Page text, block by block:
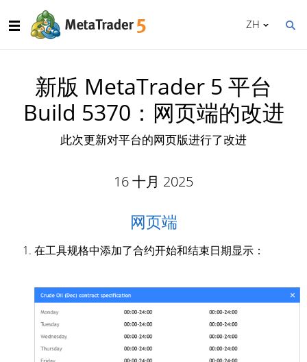
ZH
新版 MetaTrader 5 平台
Build 5370：网页端的改进
此次更新对平台的网页版进行了改进
16 十月 2025
网页端
在工具规格中添加了合约开始和结束日期显示：